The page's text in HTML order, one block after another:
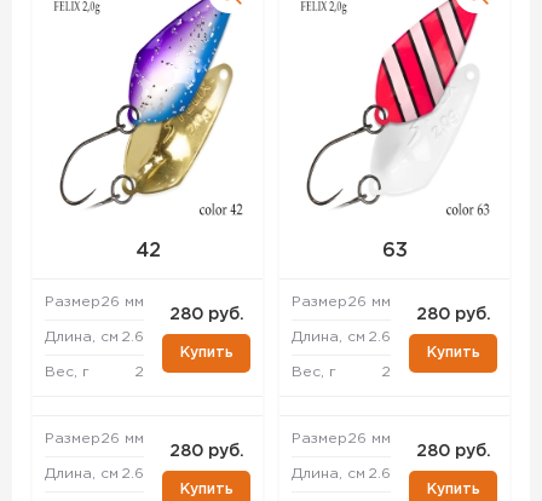
42
Размер26 мм
Длина, см 2.6
Вес, г 2
280 руб.
Купить
Размер26 мм
Длина, см 2.6
280 руб.
Купить
63
Размер26 мм
Длина, см 2.6
Вес, г 2
280 руб.
Купить
Размер26 мм
Длина, см 2.6
280 руб.
Купить